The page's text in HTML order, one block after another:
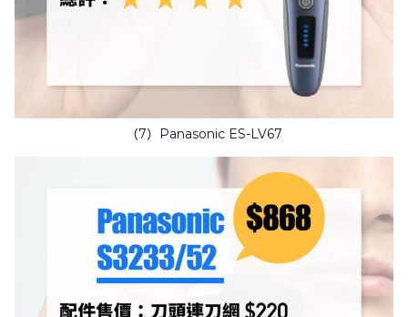
（7）Panasonic ES-LV67